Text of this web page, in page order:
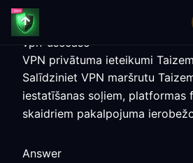
vpn-usecase
VPN privātuma ieteikumi
Salīdziniet VPN maršrutu
iestatīšanas soļiem, platformas
skaidriem pakalpojuma
Answer